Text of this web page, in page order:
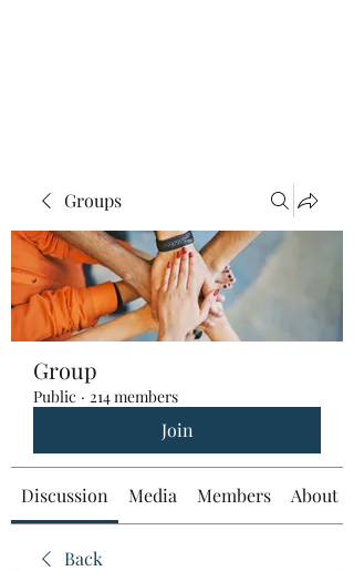
Groups
Group
Public · 214 members
Join
Discussion Media Members About
Back